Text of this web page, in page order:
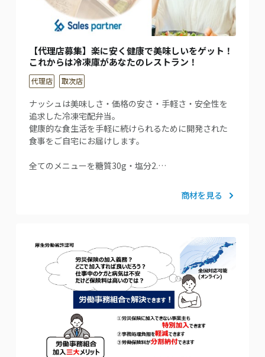
【代理店募集】楽に安く健康で美味しいをゲット！
これからは冷凍庫があなたのレストラン！
代理店 取次店
ナッシュは美味しさ・価格の安さ・手軽さ・安全性を
追求した冷凍宅配弁当。
健康的な食生活を手軽に続けられるために開発された
食事をご自宅にお届けします。
全てのメニューを糖質30g・塩分2.…
商材を見る